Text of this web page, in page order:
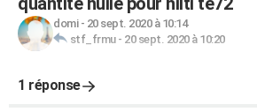
domi- 20 sept. 2020 à 10:14
stf_frmu- 20 sept. 2020 à 10:20
1 réponse